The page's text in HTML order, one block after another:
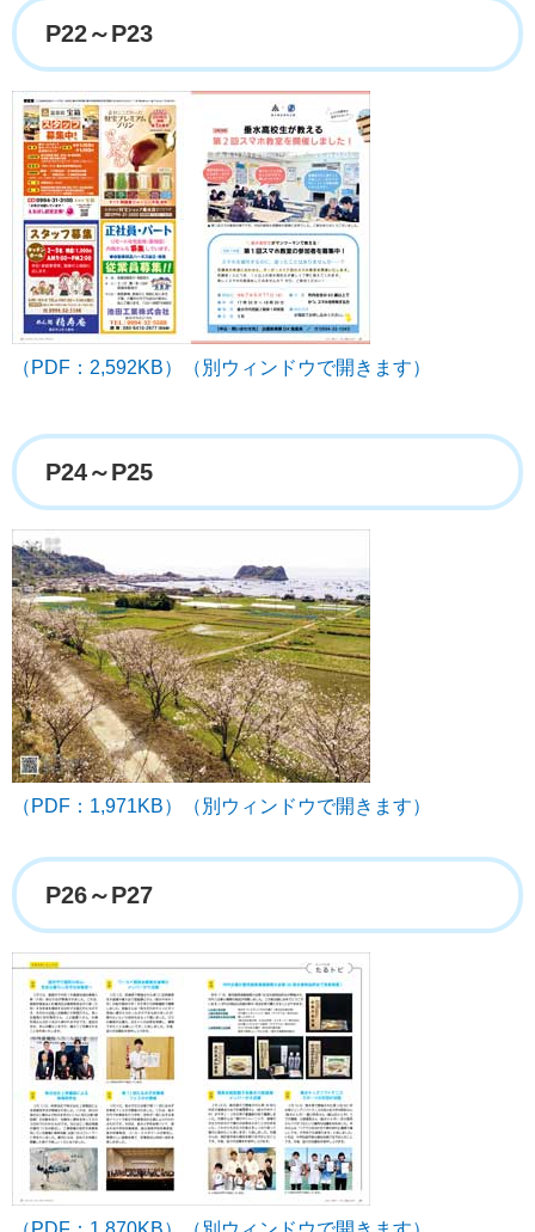
P22～P23
（PDF：2,592KB）（別ウィンドウで開きます）
P24～P25
（PDF：1,971KB）（別ウィンドウで開きます）
P26～P27